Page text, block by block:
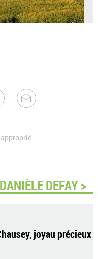
DEFAY >
joyau précieux